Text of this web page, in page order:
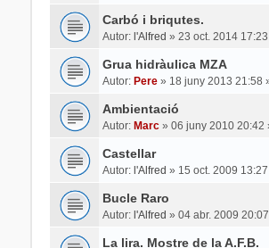
Carbó i briqutes.
Autor: l'Alfred » 23 oct. 2014 17:23
Grua hidràulica MZA
Autor: Pere» 18 juny 2013 21:58
Ambientació
Autor: Marc» 06 juny 2010 20:42
Castellar
Autor: l'Alfred » 15 oct. 2009 13:27
Bucle Raro
Autor: l'Alfred » 04 abr. 2009 20:07
La lira. Mostre de la A.F.B.